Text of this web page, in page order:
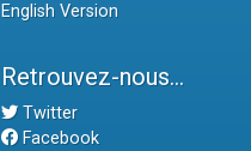
English Version
Retrouvez-nous...
Twitter
Facebook